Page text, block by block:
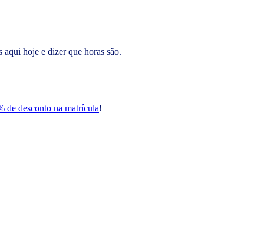
hoje e dizer que horas são.
de desconto na matrícula!